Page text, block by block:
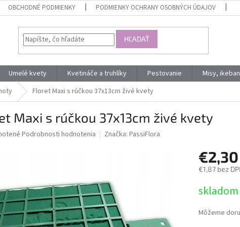
OBCHODNÉ PODMIENKY PODMIENKY OCHRANY OSOBNÝCH ÚDAJOV
HĽADAŤ
Umelé kvety Kvetináče a truhlíky Pestovanie Misy,
Floret Maxi s rúčkou 37x13cm živé kvety
Maxi s rúčkou 37x13cm živé kvety
Podrobnosti hodnotenia Značka: PassiFlora
€2,30
€1,87 bez
cena:
Môžeme